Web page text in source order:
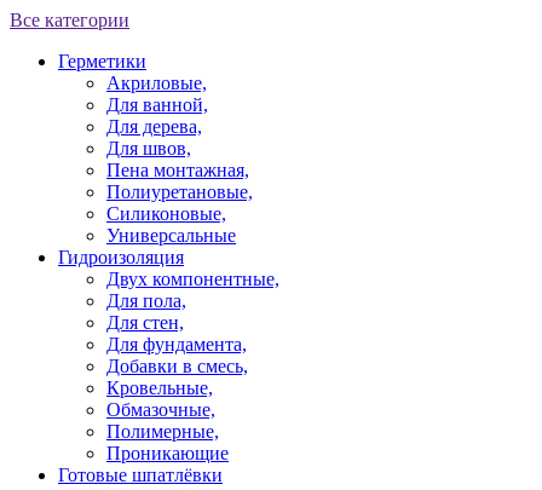
Все категории
Герметики
Акриловые,
Для ванной,
Для дерева,
Для швов,
Пена монтажная,
Полиуретановые,
Силиконовые,
Универсальные
Гидроизоляция
Двух компонентные,
Для пола,
Для стен,
Для фундамента,
Добавки в смесь,
Кровельные,
Обмазочные,
Полимерные,
Проникающие
Готовые шпатлёвки